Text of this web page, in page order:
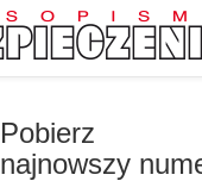
Pobierz
najnowszy